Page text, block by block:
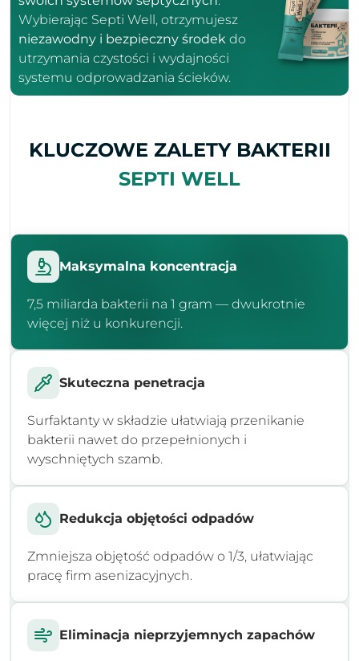
Wybierając Septi Well, otrzymujesz
niezawodny i bezpieczny środek do
utrzymania czystości i wydajności
systemu odprowadzania ścieków.
KLUCZOWE ZALETY BAKTERII
SEPTI WELL
Maksymalna koncentracja
7,5 miliarda bakterii na 1 gram — dwukrotnie
więcej niż u konkurencji.
Skuteczna penetracja
Surfaktanty w składzie ułatwiają przenikanie
bakterii nawet do przepełnionych i
wyschniętych szamb.
Redukcja objętości odpadów
Zmniejsza objętość odpadów o 1/3, ułatwiając
pracę firm asenizacyjnych.
Eliminacja nieprzyjemnych zapachów